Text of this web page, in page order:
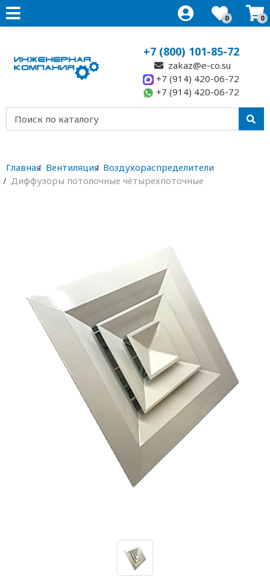
0 0
+7 (800) 101-85-72
zakaz@e-co.su
+7 (914) 420-06-72
+7 (914) 420-06-72
Главная Вентиляция Воздухораспределители
Диффузоры потолочные четырехпоточные